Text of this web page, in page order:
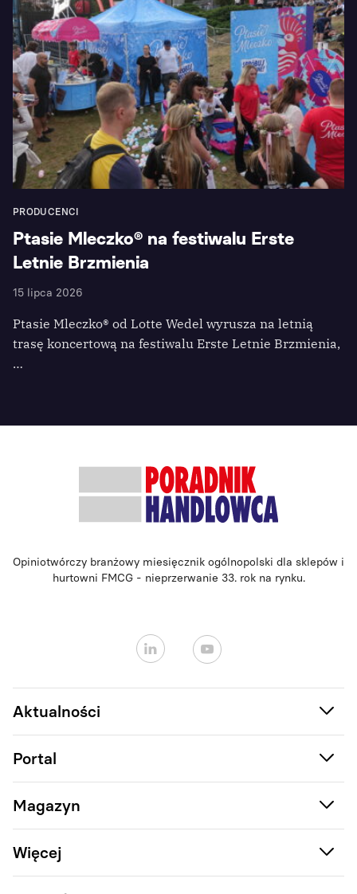
PRODUCENCI
Ptasie Mleczko® na festiwalu Erste
Letnie Brzmienia
15 lipca 2026
Ptasie Mleczko® od Lotte Wedel wyrusza na letnią
trasę koncertową na festiwalu Erste Letnie Brzmienia,
…
Opiniotwórczy branżowy miesięcznik ogólnopolski dla sklepów i
hurtowni FMCG - nieprzerwanie 33. rok na rynku.
Aktualności
Portal
Magazyn
Więcej